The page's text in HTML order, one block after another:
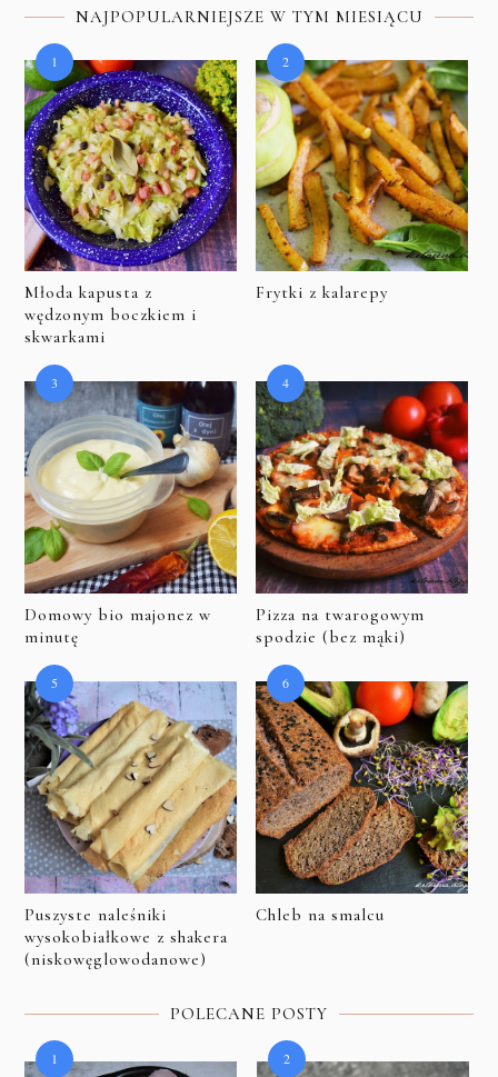
NAJPOPULARNIEJSZE W TYM MIESIĄCU
Młoda kapusta z
wędzonym boczkiem i
skwarkami
Frytki z kalarepy
Domowy bio majonez w
minutę
Pizza na twarogowym
spodzie (bez mąki)
Puszyste naleśniki
wysokobiałkowe z shakera
(niskowęglowodanowe)
Chleb na smalcu
POLECANE POSTY